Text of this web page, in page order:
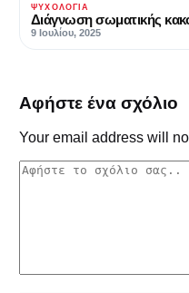
ΨΥΧΟΛΟΓΊΑ
Διάγνωση σωματικής
9 Ιουλίου, 2025
Αφήστε ένα σχόλιο
Your email address will